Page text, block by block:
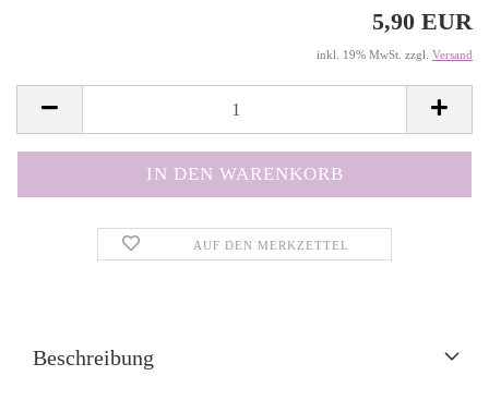
5,90 EUR
inkl. 19% MwSt. zzgl. Versand
AUF DEN MERKZETTEL
Beschreibung